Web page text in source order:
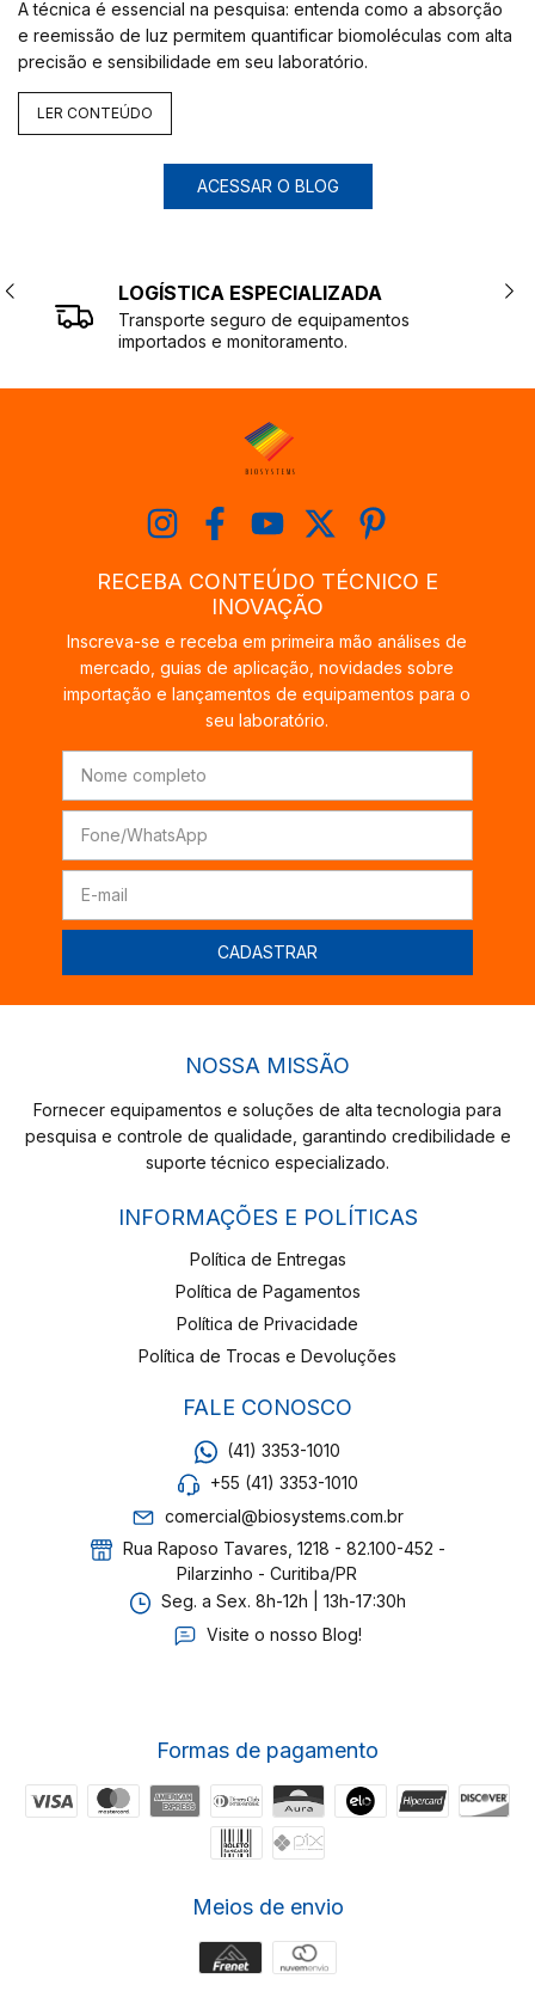
A técnica é essencial na pesquisa: entenda como a absorção
e reemissão de luz permitem quantificar biomoléculas com alta
precisão e sensibilidade em seu laboratório.
LER CONTEÚDO
ACESSAR O BLOG
LOGÍSTICA ESPECIALIZADA
Transporte seguro de equipamentos
importados e monitoramento.
RECEBA CONTEÚDO TÉCNICO E
INOVAÇÃO
Inscreva-se e receba em primeira mão análises de
mercado, guias de aplicação, novidades sobre
importação e lançamentos de equipamentos para o
seu laboratório.
NOSSA MISSÃO
Fornecer equipamentos e soluções de alta tecnologia para
pesquisa e controle de qualidade, garantindo credibilidade e
suporte técnico especializado.
INFORMAÇÕES E POLÍTICAS
Política de Entregas
Política de Pagamentos
Política de Privacidade
Política de Trocas e Devoluções
FALE CONOSCO
(41) 3353-1010
+55 (41) 3353-1010
comercial@biosystems.com.br
Rua Raposo Tavares, 1218 - 82.100-452 -
Pilarzinho - Curitiba/PR
Seg. a Sex. 8h-12h | 13h-17:30h
Visite o nosso Blog!
Formas de pagamento
Meios de envio